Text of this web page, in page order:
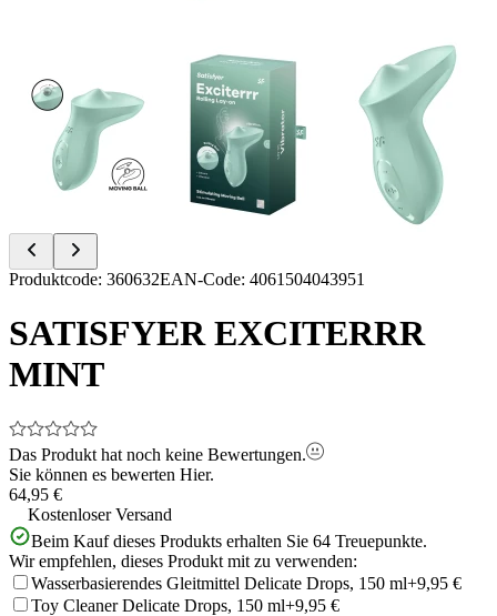
Item
of
4
Produktcode: 360632EAN-Code: 4061504043951
SATISFYER EXCITERRR
MINT
Das Produkt hat noch keine Bewertungen.
Sie können es bewerten Hier.
64,95 €
Kostenloser Versand
Beim Kauf dieses Produkts erhalten Sie 64 Treuepunkte.
Wir empfehlen, dieses Produkt mit zu verwenden:
Wasserbasierendes Gleitmittel Delicate Drops, 150 ml+9,95 €
Toy Cleaner Delicate Drops, 150 ml+9,95 €